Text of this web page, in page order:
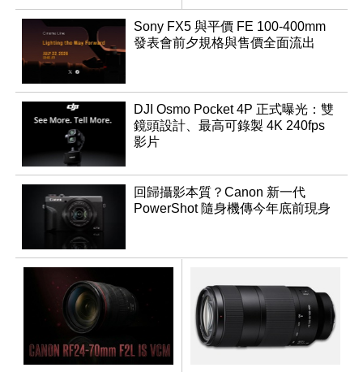
鏡
Sony FX5 與平價 FE 100-400mm
發表會前夕規格與售價全面流出
DJI Osmo Pocket 4P 正式曝光：雙
鏡頭設計、最高可錄製 4K 240fps
影片
回歸攝影本質？Canon 新一代
PowerShot 隨身機傳今年底前現身